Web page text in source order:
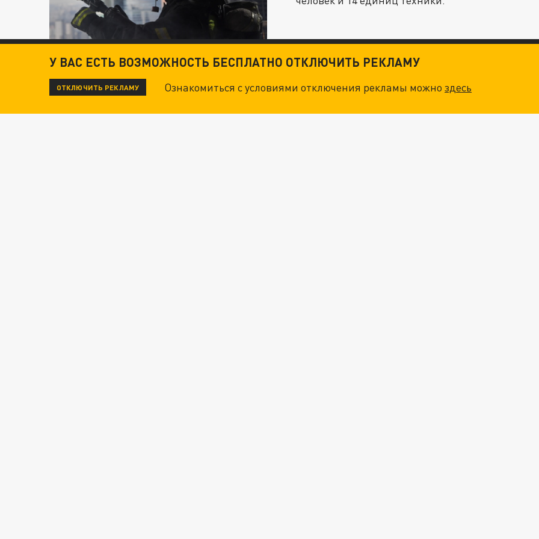
У ВАС ЕСТЬ ВОЗМОЖНОСТЬ БЕСПЛАТНО ОТКЛЮЧИТЬ РЕКЛАМУ
ОТКЛЮЧИТЬ РЕКЛАМУ Ознакомиться с условиями отключения рекламы можноздесь